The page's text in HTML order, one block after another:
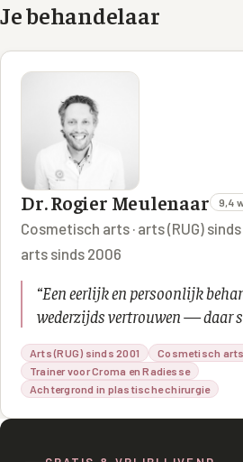
Je behandelaar
Dr. Rogier Meulenaar 9,4
Cosmetisch arts · arts (RUG)
arts sinds 2006
“Een eerlijk en persoonlijk
wederzijds vertrouwen — daar
Arts (RUG) sinds 2001
Cosmetisch
Trainer voor Croma en Radiesse
Achtergrond in plastische chirurgie